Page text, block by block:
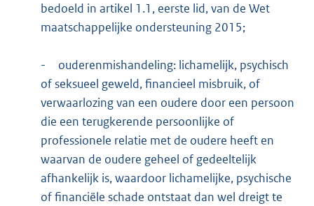
bedoeld in artikel 1.1, eerste lid, van de Wet
maatschappelijke ondersteuning 2015;
-
ouderenmishandeling: lichamelijk, psychisch
of seksueel geweld, financieel misbruik, of
verwaarlozing van een oudere door een persoon
die een terugkerende persoonlijke of
professionele relatie met de oudere heeft en
waarvan de oudere geheel of gedeeltelijk
afhankelijk is, waardoor lichamelijke, psychische
of financiële schade ontstaat dan wel dreigt te